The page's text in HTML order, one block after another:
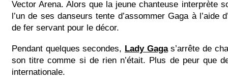
Vector Arena. Alors que la jeune chanteuse interprète
l’un de ses danseurs tente d’assommer Gaga à l’aide
de fer servant pour le décor.
Pendant quelques secondes, Lady Gagas’arrête de
son titre comme si de rien n’était. Plus de peur que
internationale.